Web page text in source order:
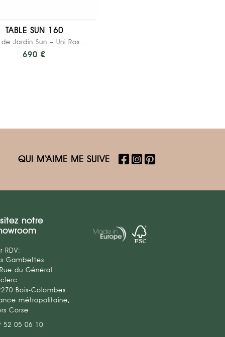
TABLE SUN 160
Table de Jardin Sun – Uni Rose Poudré - Pieds...
690 €
QUI M‘AIME ME SUIVE
notre
RDV:
Gambettes
du Général
Bois-Colombes
métropolitaine,
Corse
52 05 06 10